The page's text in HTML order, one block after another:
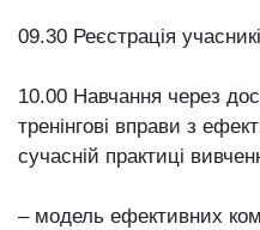
09.30 Реєстрація
10.00 Навчання через
тренінгові вправи з
сучасній практиці
– модель ефективних